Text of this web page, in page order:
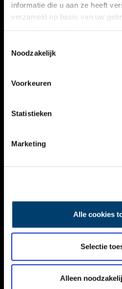
informatie die u aan ze heeft
verzameld op basis van uw
Noodzakelijk
Voorkeuren
Statistieken
Marketing
Alle cookies
Selectie
Alleen
KALENDER
ACTIVITEITEN
NIEUWSBRIEF
DISCLAIMER
TOEGANKELIJKHEID
Volg ONH op social media